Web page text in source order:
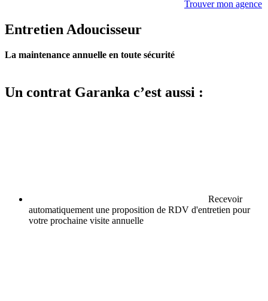
Trouver mon agence
Entretien Adoucisseur
La maintenance annuelle en toute sécurité
Un contrat Garanka c’est aussi :
Recevoir
automatiquement une proposition de RDV d'entretien pour
votre prochaine visite annuelle